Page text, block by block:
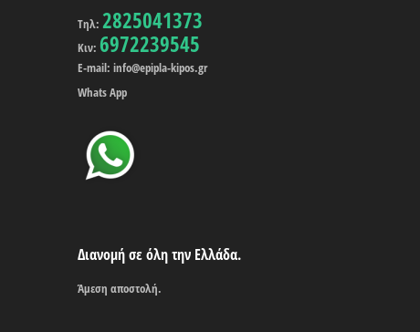
Τηλ:2825041373
Κιν:6972239545
E-mail: info@epipla-kipos.gr
Whats App
Διανομή σε όλη την Ελλάδα.
Άμεση αποστολή.